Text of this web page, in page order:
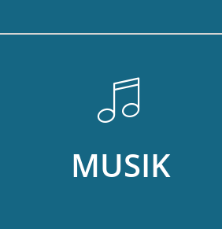
MUSIK